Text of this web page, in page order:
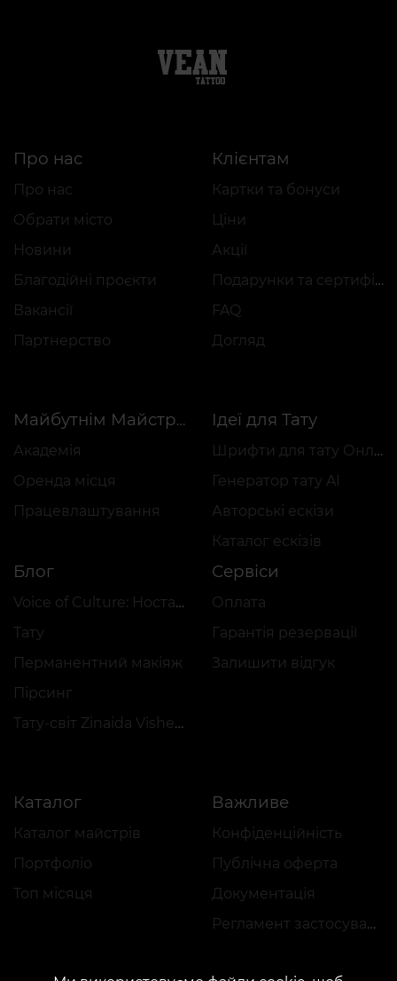
Про нас
Про нас
Обрати місто
Новини
Благодійні проєкти
Вакансії
Партнерство
Клієнтам
Картки та бонуси
Ціни
Акції
Подарунки та сертифікати
FAQ
Догляд
Майбутнім Майстрам
Академія
Оренда місця
Працевлаштування
Ідеї для Тату
Шрифти для тату Онлайн
Генератор тату AI
Авторські ескізи
Каталог ескізів
Блог
Voice of Culture: Ностальгія за 2000-ми
Тату
Перманентний макіяж
Пірсинг
Тату-світ Zinaida Vishenka
Сервіси
Оплата
Гарантія резервації
Залишити відгук
Каталог
Каталог майстрів
Портфоліо
Топ місяця
Важливе
Конфіденційність
Публічна оферта
Документація
Регламент застосування акцій